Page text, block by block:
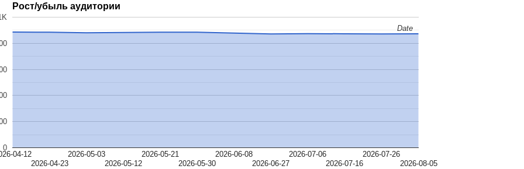
Рост/убыль аудитории
04-12
2026-04-23
2026-05-03
2026-05-12
2026-05-21
2026-05-30
2026-06-08
2026-06-27
2026-07-06
2026-07-16
2026-07-26
2026-08-05
0
Date
Date